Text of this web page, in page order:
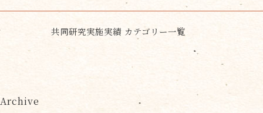
共同研究実施実績 カテゴリー一覧
Archive